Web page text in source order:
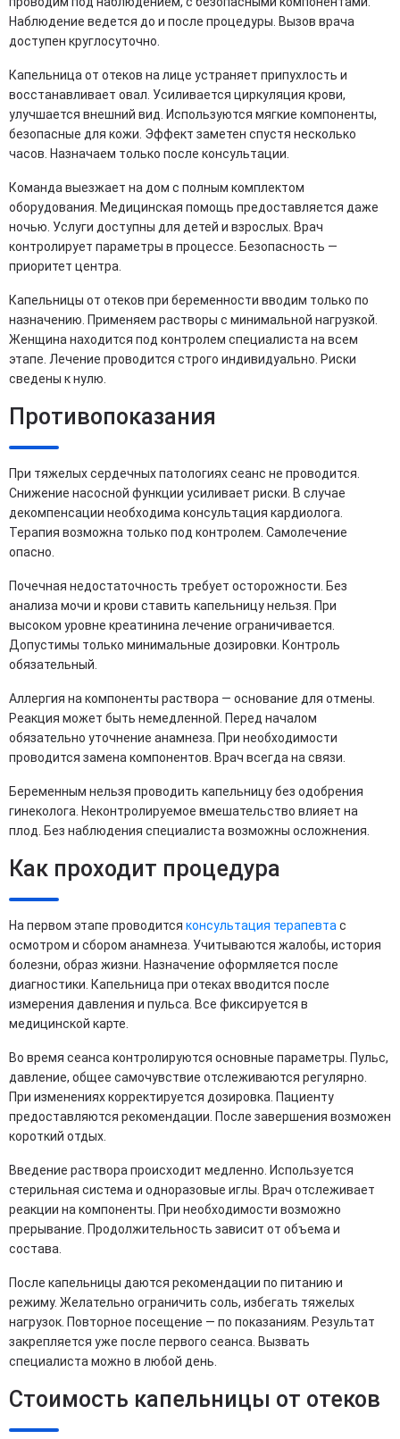
Наблюдение ведется до и после процедуры. Вызов врача
доступен круглосуточно.
Капельница от отеков на лице устраняет припухлость и
восстанавливает овал. Усиливается циркуляция крови,
улучшается внешний вид. Используются мягкие компоненты,
безопасные для кожи. Эффект заметен спустя несколько
часов. Назначаем только после консультации.
Команда выезжает на дом с полным комплектом
оборудования. Медицинская помощь предоставляется даже
ночью. Услуги доступны для детей и взрослых. Врач
контролирует параметры в процессе. Безопасность —
приоритет центра.
Капельницы от отеков при беременности вводим только по
назначению. Применяем растворы с минимальной нагрузкой.
Женщина находится под контролем специалиста на всем
этапе. Лечение проводится строго индивидуально. Риски
сведены к нулю.
Противопоказания
При тяжелых сердечных патологиях сеанс не проводится.
Снижение насосной функции усиливает риски. В случае
декомпенсации необходима консультация кардиолога.
Терапия возможна только под контролем. Самолечение
опасно.
Почечная недостаточность требует осторожности. Без
анализа мочи и крови ставить капельницу нельзя. При
высоком уровне креатинина лечение ограничивается.
Допустимы только минимальные дозировки. Контроль
обязательный.
Аллергия на компоненты раствора — основание для отмены.
Реакция может быть немедленной. Перед началом
обязательно уточнение анамнеза. При необходимости
проводится замена компонентов. Врач всегда на связи.
Беременным нельзя проводить капельницу без одобрения
гинеколога. Неконтролируемое вмешательство влияет на
плод. Без наблюдения специалиста возможны осложнения.
Как проходит процедура
На первом этапе проводится консультация терапевта с
осмотром и сбором анамнеза. Учитываются жалобы, история
болезни, образ жизни. Назначение оформляется после
диагностики. Капельница при отеках вводится после
измерения давления и пульса. Все фиксируется в
медицинской карте.
Во время сеанса контролируются основные параметры. Пульс,
давление, общее самочувствие отслеживаются регулярно.
При изменениях корректируется дозировка. Пациенту
предоставляются рекомендации. После завершения возможен
короткий отдых.
Введение раствора происходит медленно. Используется
стерильная система и одноразовые иглы. Врач отслеживает
реакции на компоненты. При необходимости возможно
прерывание. Продолжительность зависит от объема и
состава.
После капельницы даются рекомендации по питанию и
режиму. Желательно ограничить соль, избегать тяжелых
нагрузок. Повторное посещение — по показаниям. Результат
закрепляется уже после первого сеанса. Вызвать
специалиста можно в любой день.
Стоимость капельницы от отеков